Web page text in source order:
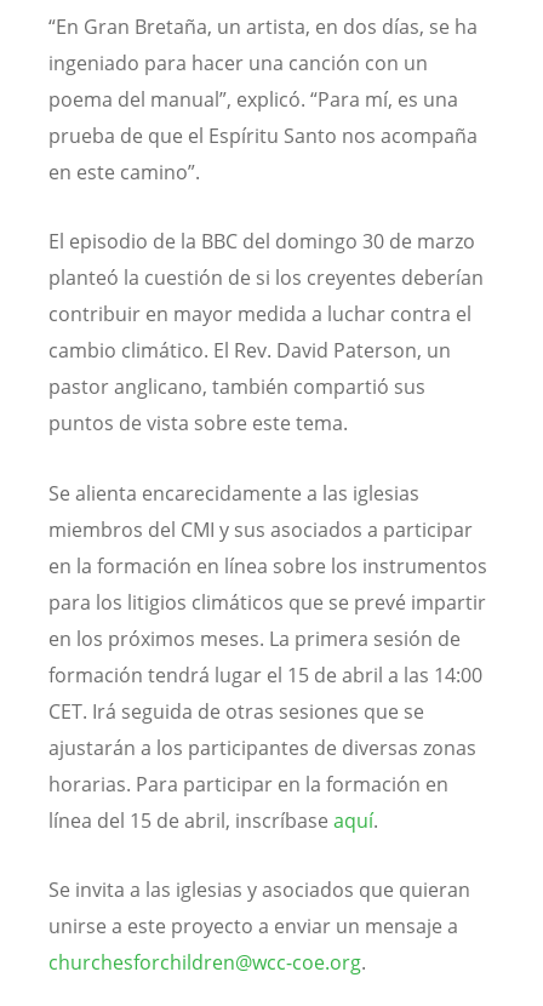
“En Gran Bretaña, un artista, en dos días, se ha
ingeniado para hacer una canción con un
poema del manual”, explicó. “Para mí, es una
prueba de que el Espíritu Santo nos acompaña
en este camino”.
El episodio de la BBC del domingo 30 de marzo
planteó la cuestión de si los creyentes deberían
contribuir en mayor medida a luchar contra el
cambio climático. El Rev. David Paterson, un
pastor anglicano, también compartió sus
puntos de vista sobre este tema.
Se alienta encarecidamente a las iglesias
miembros del CMI y sus asociados a participar
en la formación en línea sobre los instrumentos
para los litigios climáticos que se prevé impartir
en los próximos meses. La primera sesión de
formación tendrá lugar el 15 de abril a las 14:00
CET. Irá seguida de otras sesiones que se
ajustarán a los participantes de diversas zonas
horarias. Para participar en la formación en
línea del 15 de abril, inscríbase aquí.
Se invita a las iglesias y asociados que quieran
unirse a este proyecto a enviar un mensaje a
churchesforchildren@wcc-coe.org.